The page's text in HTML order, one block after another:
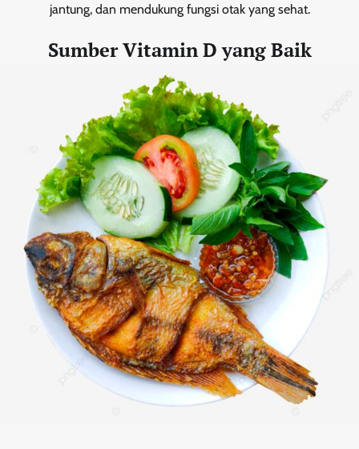
jantung, dan mendukung fungsi otak yang sehat.
Sumber Vitamin D yang Baik